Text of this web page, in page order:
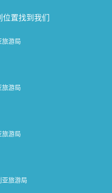
置找到我们
游局
游局
游局
旅游局